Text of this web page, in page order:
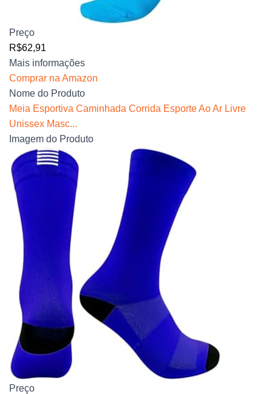
Preço
R$62,91
Mais informações
Comprar na Amazon
Nome do Produto
Meia Esportiva Caminhada Corrida Esporte Ao Ar Livre
Unissex Masc...
Imagem do Produto
Preço